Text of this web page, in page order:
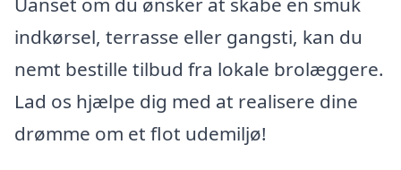
indkørsel, terrasse eller gangsti, kan du
nemt bestille tilbud fra lokale brolæggere.
Lad os hjælpe dig med at realisere dine
drømme om et flot udemiljø!